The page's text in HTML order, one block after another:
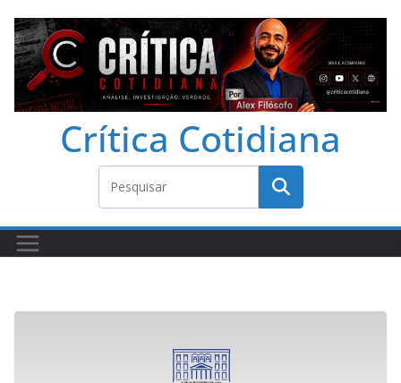
Crítica Cotidiana